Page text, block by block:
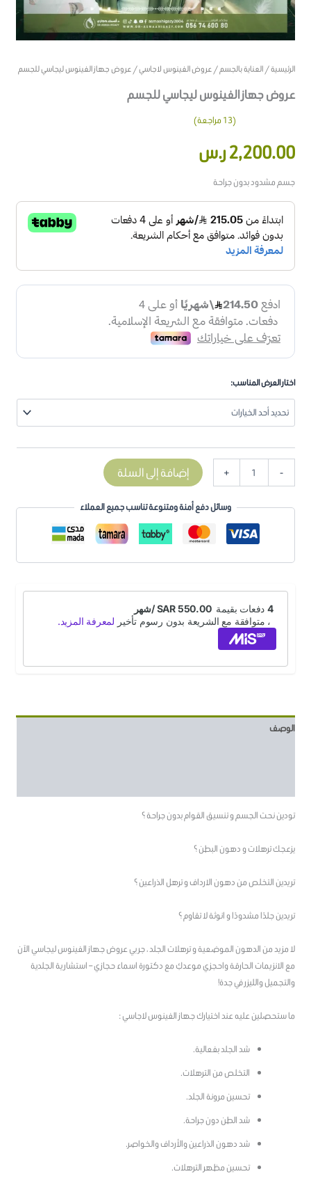
الرئيسية/العناية بالجسم/عروض الفينوس لاجاسي/ عروض جهاز الفينوس ليجاسي للجسم
عروض جهاز الفينوس ليجاسي للجسم
بـ4.23من
5 بناءً على
(
13مراجعة)
2,200.00ر.س
جسم مشدود بدون جراحة
اختار العرض المناسب:
-
+ إضافة إلى السلة
وسائل دفع أمنة ومتنوعة تناسب جميع العملاء
الوصف
تودين نحت الجسم و تنسيق القوام بدون جراحة ؟
يزعجك ترهلات و دهون البطن ؟
تريدين التخلص من دهون الارداف و ترهل الذراعين ؟
تريدين جلدًا مشدودًا و انوثة لا تقاوم ؟
لا مزيد من الدهون الموضعية و ترهلات الجلد ، جربي عروض جهاز الفينوس ليجاسي الآن
مع الانزيمات الحارقة واحجزي موعدكِ مع دكتورة اسماء حجازي – استشارية الجلدية
والتجميل والليزر في جدة!
ما ستحصلين عليه عند اختيارك جهاز الفينوس لاجاسي :
شد الجلد بفعالية.
التخلص من الترهلات.
تحسين مرونة الجلد.
شد الطن دون جراحة.
شد دهون الذراعين والأرداف والخواصر.
تحسين مظهر الترهلات.